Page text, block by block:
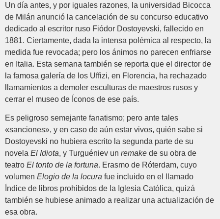
Un día antes, y por iguales razones, la universidad Bicocca
de Milán anunció la cancelación de su concurso educativo
dedicado al escritor ruso Fiódor Dostoyevski, fallecido en
1881. Ciertamente, dada la intensa polémica al respecto, la
medida fue revocada; pero los ánimos no parecen enfriarse
en Italia. Esta semana también se reporta que el director de
la famosa galería de los Uffizi, en Florencia, ha rechazado
llamamientos a demoler esculturas de maestros rusos y
cerrar el museo de Íconos de ese país.
Es peligroso semejante fanatismo; pero ante tales
«sanciones», y en caso de aún estar vivos, quién sabe si
Dostoyevski no hubiera escrito la segunda parte de su
novela El Idiota, y Turguéniev un remake de su obra de
teatro El tonto de la fortuna. Erasmo de Róterdam, cuyo
volumen Elogio de la locura fue incluido en el llamado
Índice de libros prohibidos de la Iglesia Católica, quizá
también se hubiese animado a realizar una actualización de
esa obra.